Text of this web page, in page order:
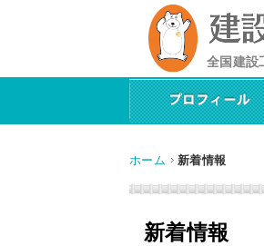
全国建設
ホーム 新着情報
新着情報